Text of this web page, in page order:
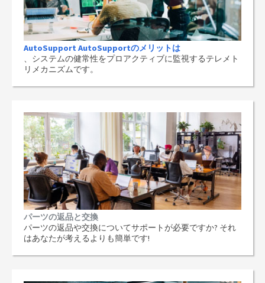
AutoSupport AutoSupportのメリットは
、システムの健常性をプロアクティブに監視するテレメト
リメカニズムです。
パーツの返品と交換
パーツの返品や交換についてサポートが必要ですか? それ
はあなたが考えるよりも簡単です!